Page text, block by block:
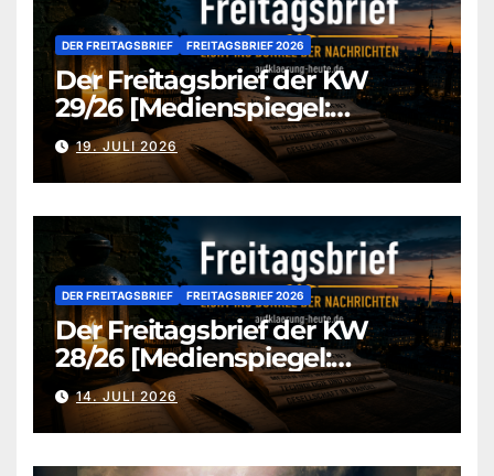
DER FREITAGSBRIEF FREITAGSBRIEF 2026
Der Freitagsbrief der KW
29/26 [Medienspiegel:
aufklaerung-heute.de]
19. JULI 2026
DER FREITAGSBRIEF FREITAGSBRIEF 2026
Der Freitagsbrief der KW
28/26 [Medienspiegel:
aufklaerung-heute.de]
14. JULI 2026